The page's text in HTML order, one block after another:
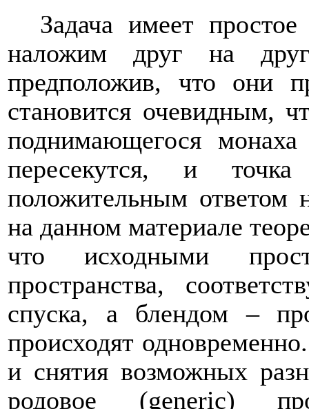
Задача имеет
наложим друг на
предположив, что они
становится очевидным,
поднимающегося
пересекутся, и
положительным ответом
на данном материале
что исходными
пространства,
спуска, а блендом –
происходят
и снятия возможных
родовое (generic)